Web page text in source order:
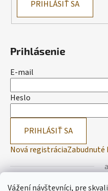
Vážení návštevníci, pre
PRIHLÁSIŤ SA
Prihlásenie
E-mail
Heslo
PRIHLÁSIŤ SA
Nová registráciaZabudnuté